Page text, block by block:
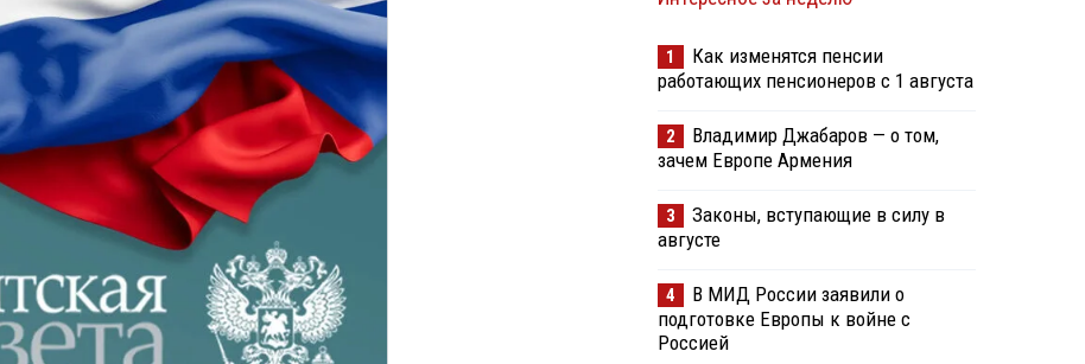
1
Как изменятся пенсии
работающих пенсионеров с 1 августа
2
Владимир Джабаров — о том,
зачем Европе Армения
3
Законы, вступающие в силу в
августе
4
В МИД России заявили о
подготовке Европы к войне с
Россией